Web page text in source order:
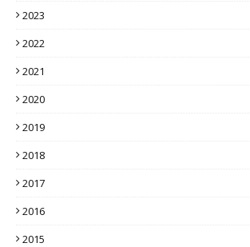
2023
2022
2021
2020
2019
2018
2017
2016
2015